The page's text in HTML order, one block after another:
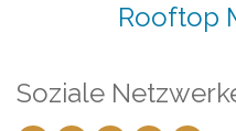
Rooftop
Soziale